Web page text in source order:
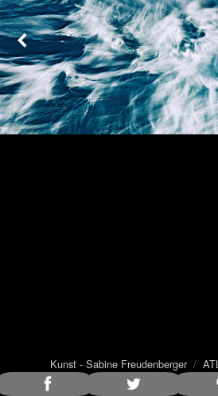
Kunst - Sabine Freudenberger /
8Bildunterschrift